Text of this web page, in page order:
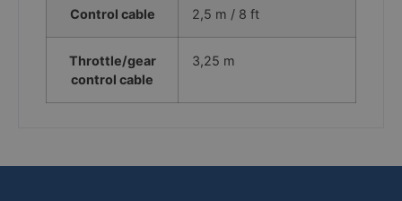
Control cable 2,5 m / 8 ft
Throttle/gear
control cable
3,25 m
woocommerce_cart_hash
Automattic